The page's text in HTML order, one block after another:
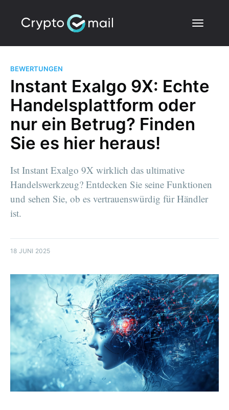
BEWERTUNGEN
Instant Exalgo 9X: Echte
Handelsplattform oder
nur ein Betrug? Finden
Sie es hier heraus!
Ist Instant Exalgo 9X wirklich das ultimative
Handelswerkzeug? Entdecken Sie seine Funktionen
und sehen Sie, ob es vertrauenswürdig für Händler
ist.
18 JUNI 2025